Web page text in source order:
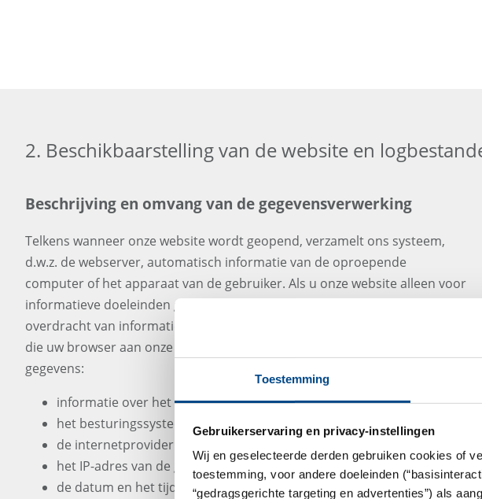
Toestemming
Gebruikerservaring en privacy-instellingen
Wij en geselecteerde derden gebruiken cookies of
toestemming, voor andere doeleinden
“gedragsgerichte targeting en advertenties”) als
2. Beschikbaarstelling van de website en
Beschrijving en omvang van de gegevensverwerking
Telkens wanneer onze website wordt geopend, verzamelt ons systeem,
d.w.z. de webserver, automatisch informatie van de oproepende
computer of het apparaat van de gebruiker. Als u onze website alleen voor
informatieve doeleinden gebruikt (d.w.z. geen registratie en geen andere
overdracht van informatie), verzamelen wij alleen de persoonsgegevens
die uw browser aan onze server doorgeeft. Wij verzamelen de volgende
gegevens:
informatie over het gebruikte browsertype en de browserversie
het besturingssysteem van het apparaat van de gebruiker
de internetprovider van de gebruiker
het IP-adres van de gebruiker
de datum en het tijdstip van de toegang